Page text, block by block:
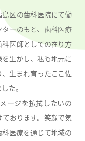
区の歯科医院にて働
ーのもと、歯科医療
医師としての在り方
生かし、私も地元に
生まれ育ったここ佐
た。
ージを払拭したいの
おります。笑顔で気
医療を通じて地域の